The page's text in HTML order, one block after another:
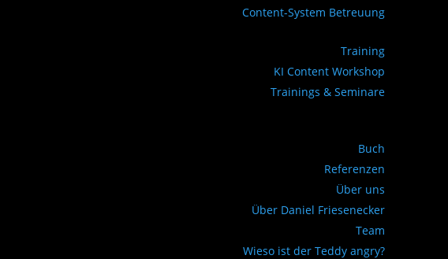
Content-System Betreuung
Training
KI Content Workshop
Trainings & Seminare
Buch
Referenzen
Über uns
Über Daniel Friesenecker
Team
Wieso ist der Teddy angry?